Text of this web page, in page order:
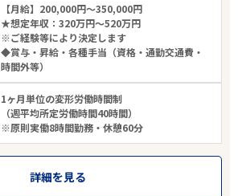
【月給】200,000円～350,000円
★想定年収：320万円～520万円
※ご経験等により決定します
◆賞与・昇給・各種手当（資格・通勤交通費・
時間外等）
1ヶ月単位の変形労働時間制
（週平均所定労働時間40時間）
※原則実働8時間勤務・休憩60分
詳細を見る